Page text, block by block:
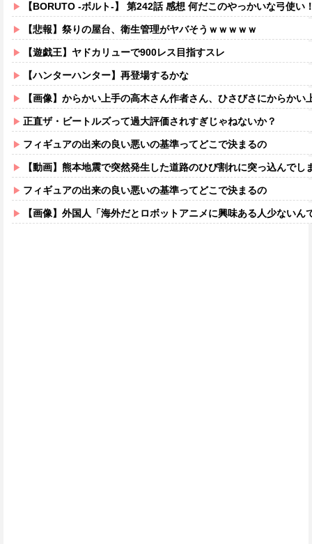
【BORUTO -ボルト-】 第242話 感想 何だこのやっかいな弓使い
【悲報】祭りの屋台、衛生管理がヤバそうｗｗｗｗｗ
【遊戯王】ヤドカリューで900レス目指すスレ
【ハンターハンター】再登場するかな
【画像】からかい上手の高木さん作者さん、ひさびさにからかい上手の高木
正直ザ・ビートルズって過大評価されすぎじゃねないか？
フィギュアの出来の良い悪いの基準ってどこで決まるの
【動画】熊本地震で突然発生した道路のひび割れに突っ込んでし
フィギュアの出来の良い悪いの基準ってどこで決まるの
【画像】外国人「海外だとロボットアニメに興味ある人少ないん